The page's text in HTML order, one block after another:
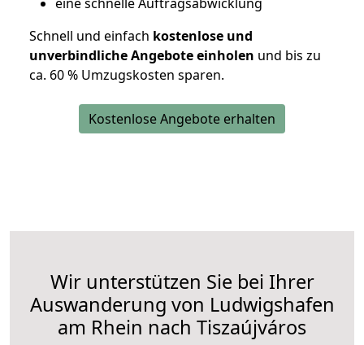
Schnell und einfach kostenlose und
unverbindliche Angebote einholen und bis zu
ca. 60 % Umzugskosten sparen.
Kostenlose Angebote erhalten
Wir unterstützen Sie bei Ihrer
Auswanderung von Ludwigshafen
am Rhein nach Tiszaújváros